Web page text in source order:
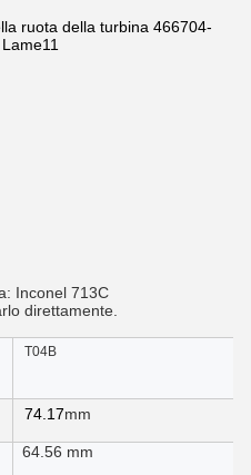
ruota della turbina 466704-
Inconel 713C
direttamente.
T04B
74.17mm
64.56 mm